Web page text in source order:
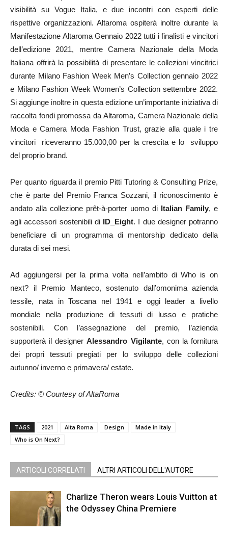
visibilità su Vogue Italia, e due incontri con esperti delle
rispettive organizzazioni. Altaroma ospiterà inoltre durante la
Manifestazione Altaroma Gennaio 2022 tutti i finalisti e vincitori
dell’edizione 2021, mentre Camera Nazionale della Moda
Italiana offrirà la possibilità di presentare le collezioni vincitrici
durante Milano Fashion Week Men’s Collection gennaio 2022
e Milano Fashion Week Women’s Collection settembre 2022.
Si aggiunge inoltre in questa edizione un’importante iniziativa di
raccolta fondi promossa da Altaroma, Camera Nazionale della
Moda e Camera Moda Fashion Trust, grazie alla quale i tre
vincitori riceveranno 15.000,00 per la crescita e lo sviluppo
del proprio brand.
Per quanto riguarda il premio Pitti Tutoring & Consulting Prize,
che è parte del Premio Franca Sozzani, il riconoscimento è
andato alla collezione prêt-à-porter uomo di Italian Family, e
agli accessori sostenibili di ID_Eight. I due designer potranno
beneficiare di un programma di mentorship dedicato della
durata di sei mesi.
Ad aggiungersi per la prima volta nell’ambito di Who is on
next? il Premio Manteco, sostenuto dall’omonima azienda
tessile, nata in Toscana nel 1941 e oggi leader a livello
mondiale nella produzione di tessuti di lusso e pratiche
sostenibili. Con l’assegnazione del premio, l’azienda
supporterà il designerAlessandro Vigilante, con la fornitura
dei propri tessuti pregiati per lo sviluppo delle collezioni
autunno/ inverno e primavera/ estate.
Credits: © Courtesy of AltaRoma
TAGS 2021 Alta Roma Design
Made in Italy
Who is On Next?
ARTICOLI CORRELATI ALTRI ARTICOLI DELL'AUTORE
Charlize Theron wears Louis Vuitton at
the Odyssey China Premiere